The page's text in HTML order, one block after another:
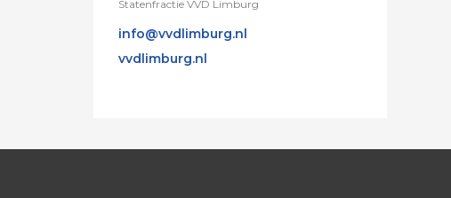
Statenfractie VVD Limburg
info@vvdlimburg.nl
vvdlimburg.nl